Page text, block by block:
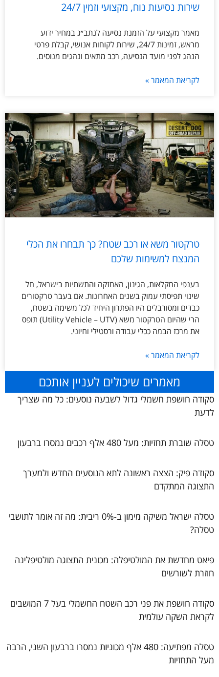
שירות נסיעות נוח, מקצועי וזמין 24/7
מאמר מקצועי על הזמנת נסיעה לנתב״ג במחיר ידוע
מראש, זמינות 24/7, שירות לקוחות אנושי, קבלת פרטי
הנהג לפני מועד הנסיעה, רכב מתאים ונהגים מנוסים.
לקריאת המאמר »
טרקטור משא או רכב שטח? כך תבחרו את הכלי
המנצח למשימות שלכם
בענפי החקלאות, הגינון, האחזקה והתשתיות בישראל, חל
שינוי תפיסתי עמוק בשנים האחרונות. אם בעבר טרקטורים
כבדים ומסורבלים היו הפתרון היחיד לכל משימה בשטח,
הרי שהיום הטרקטור משא (Utility Vehicle – UTV) תופס
את מרכז הבמה ככלי עבודה ורסטילי וחיוני.
לקריאת המאמר »
מאמרים שיכולים לעניין אותכם
סקודה חושפת חשמלי גדול לשבעה נוסעים: כל מה שצריך
לדעת
טסלה שוברת תחזיות: מעל 480 אלף רכבים נמסרו ברבעון
סקודה פיק: הצצה ראשונה לתא הנוסעים החדש ולמערך
התצוגה המתקדם
טסלה ישראל משיקה מימון ב-0% ריבית: מה זה אומר לתושבי
טסלה?
פיאט מחדשת את המולטיפלה: מכונית התצוגה מולטיפלינה
חוזרת לשורשים
סקודה חושפת את פני רכב השטח החשמלי בעל 7 המושבים
לקראת השקה עולמית
טסלה מפתיעה: 480 אלף מכוניות נמסרו ברבעון השני, הרבה
מעל התחזיות